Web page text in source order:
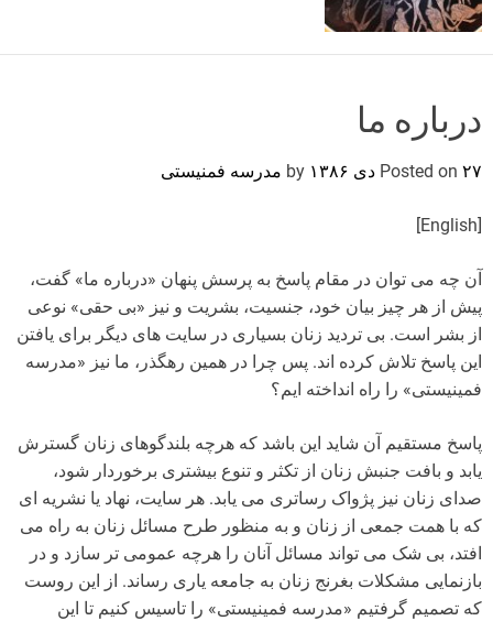
درباره ما
Posted on ۲۷ دی ۱۳۸۶ مدرسه فمنیستی
[English]
آن چه می توان در مقام پاسخ به پرسش پنهان «درباره ما» گفت،
پیش از هر چیز بیان خود، جنسیت، بشریت و نیز «بی حقی» نوعی
از بشر است. بی تردید زنان بسیاری در سایت های دیگر برای یافتن
این پاسخ تلاش کرده اند. پس چرا در همین رهگذر، ما نیز «مدرسه
فمینیستی» را راه انداخته ایم؟
پاسخ مستقیم آن شاید این باشد که هرچه بلندگوهای زنان گسترش
یابد و بافت جنبش زنان از تکثر و تنوع بیشتری برخوردار شود،
صدای زنان نیز پژواک رساتری می یابد. هر سایت، نهاد یا نشریه ای
که با همت جمعی از زنان و به منظور طرح مسائل زنان به راه می
افتد، بی شک می تواند مسائل آنان را هرچه عمومی تر سازد و در
بازنمایی مشکلات بغرنج زنان به جامعه یاری رساند. از این روست
که تصمیم گرفتیم «مدرسه فمینیستی» را تاسیس کنیم تا این